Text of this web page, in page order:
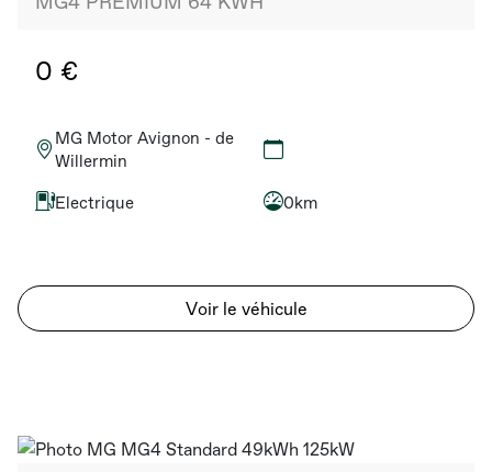
0 €
MG Motor Avignon - de
Willermin
Electrique
0km
Voir le véhicule